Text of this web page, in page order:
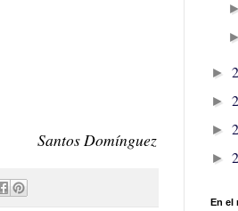
Santos Domínguez
►
►
►
►
En el